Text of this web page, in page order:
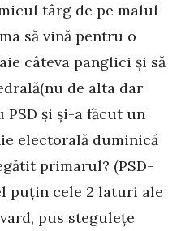
târg de pe malul
să vină pentru o
câteva panglici și să
de alta dar
și și-a făcut un
electorală duminică
primarul? (PSD-
puțin cele 2 laturi ale
pus stegulețe